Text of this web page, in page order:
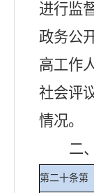
进行监督
政务公
高工作
社会评
情况。
二
第二十条第